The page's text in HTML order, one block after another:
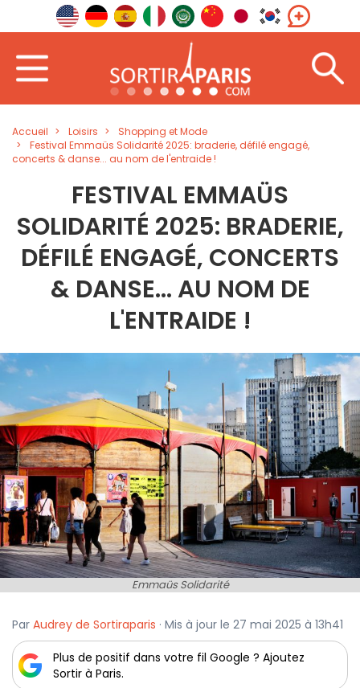
Accueil Loisirs
Shopping et Mode
Festival Emmaüs Solidarité 2025: braderie, défilé engagé,
concerts & danse... au nom de l'entraide !
FESTIVAL EMMAÜS
SOLIDARITÉ 2025: BRADERIE,
DÉFILÉ ENGAGÉ, CONCERTS
& DANSE... AU NOM DE
L'ENTRAIDE !
Emmaüs Solidarité
Par Audrey de Sortiraparis · Mis à jour le 27 mai 2025 à 13h41
Plus de positif dans votre fil Google ? Ajoutez
Sortir à Paris.